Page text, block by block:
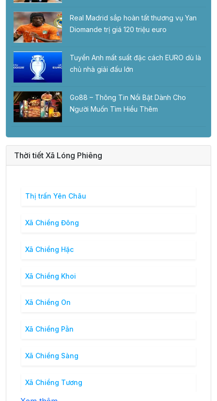
Real Madrid sắp hoàn tất thương vụ Yan
Diomande trị giá 120 triệu euro
Tuyển Anh mất suất đặc cách EURO dù là
chủ nhà giải đấu lớn
Go88 – Thông Tin Nổi Bật Dành Cho
Người Muốn Tìm Hiểu Thêm
Thời tiết Xã Lóng Phiêng
Thị trấn Yên Châu
Xã Chiềng Đông
Xã Chiềng Hặc
Xã Chiềng Khoi
Xã Chiềng On
Xã Chiềng Pằn
Xã Chiềng Sàng
Xã Chiềng Tương